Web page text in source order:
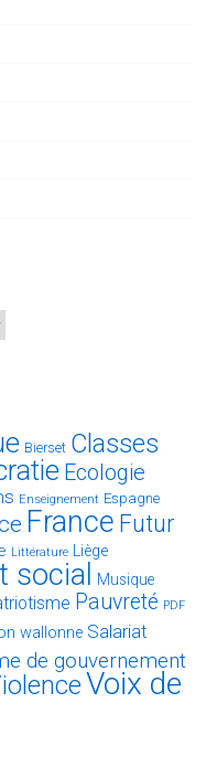
Bierset Classes
Ecologie
Enseignement Espagne
France Futur
Littérature Liège
social Musique
Pauvreté PDF
wallonne Salariat
de gouvernement
Voix de